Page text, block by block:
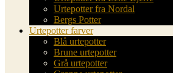
Urtepotter fra Nordal
Bergs Potter
Urtepotter farver
Blå urtepotter
Brune urtepotter
Grå urtepotter